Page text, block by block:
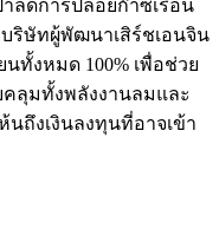
าลดการปล่อยก๊าซเรือน
บริษัทผู้พัฒนาเสิร์ชเอนจิน
ทั้งหมด 100% เพื่อช่วย
ลุมทั้งพลังงานลมและ
ถึงเงินลงทุนที่อาจเข้า